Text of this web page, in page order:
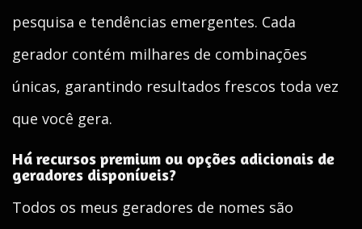
pesquisa e tendências emergentes. Cada
gerador contém milhares de combinações
únicas, garantindo resultados frescos toda vez
que você gera.
Há recursos premium ou opções adicionais de
geradores disponíveis?
Todos os meus geradores de nomes são